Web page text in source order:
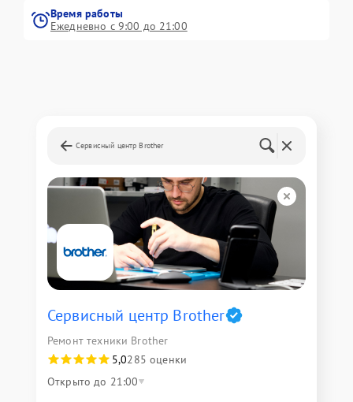
Время работы
Ежедневно с 9:00 до 21:00
Сервисный центр Brother
Сервисный центр Brother
Ремонт техники Brother
5,0285 оценки
Открыто до 21:00